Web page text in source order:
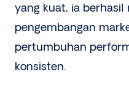
yang kuat, ia
pengembangan
pertumbuhan
konsisten.